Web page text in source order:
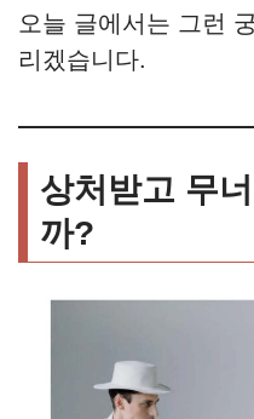
오늘 글에서는 그런
리겠습니다.
상처받고 무
까?